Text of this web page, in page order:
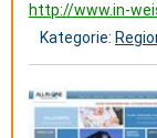
http://www.in-
Kategorie: